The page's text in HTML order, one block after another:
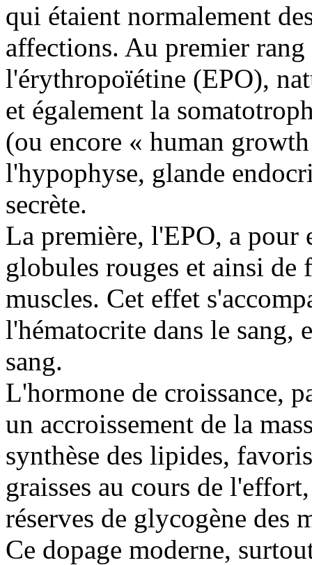
qui étaient normalement
affections. Au premier rang
l'érythropoïétine (EPO),
et également la
(ou encore « human
l'hypophyse, glande
secrète.
La première, l'EPO, a
globules rouges et ainsi
muscles. Cet effet
l'hématocrite dans le sang,
sang.
L'hormone de croissance,
un accroissement de la
synthèse des lipides,
graisses au cours de
réserves de glycogène des
Ce dopage moderne,